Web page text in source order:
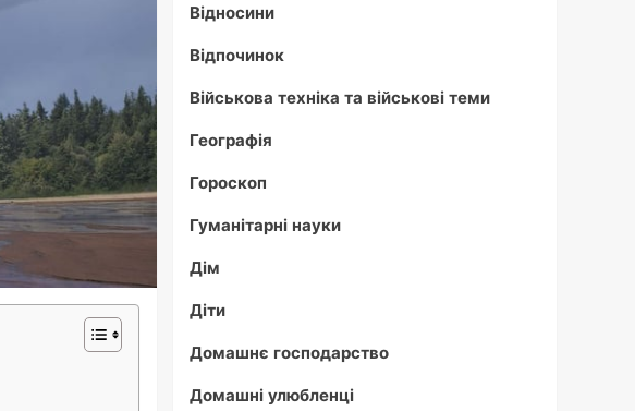
Відносини
Відпочинок
Військова техніка та військові теми
Географія
Гороскоп
Гуманітарні науки
Дім
Діти
Домашнє господарство
Домашні улюбленці